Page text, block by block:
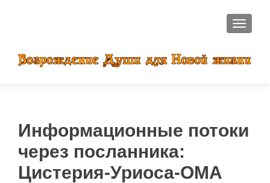
Информационные потоки
через посланника:
Цистерия-Уриоса-ОМА